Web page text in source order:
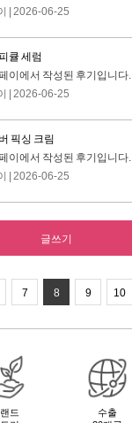
| 2026-06-25
큘 세럼
이에서 작성된 후기입니다.
| 2026-06-25
픽싱 크림
이에서 작성된 후기입니다.
| 2026-06-25
글쓰기
7 8 9 10
드
수출